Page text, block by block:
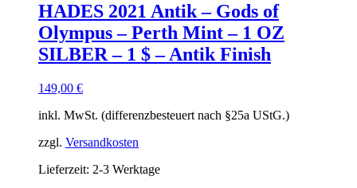
HADES 2021 Antik – Gods of
Olympus – Perth Mint – 1 OZ
SILBER – 1 $ – Antik Finish
149,00 €
inkl. MwSt. (differenzbesteuert nach §25a UStG.)
zzgl. Versandkosten
Lieferzeit: 2-3 Werktage